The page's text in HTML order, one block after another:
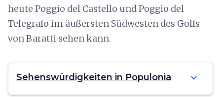
heute Poggio del Castello und Poggio del
Telegrafo im äußersten Südwesten des Golfs
von Baratti sehen kann.
Sehenswürdigkeiten in Populonia expand_more